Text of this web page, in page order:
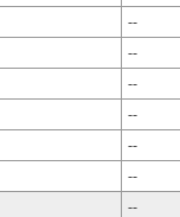
--
--
--
--
--
--
--